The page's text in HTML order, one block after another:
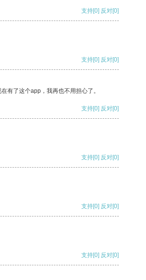
支持[0] 反对[0]
支持[0] 反对[0]
有了这个app，我再也不用担心了。
支持[0] 反对[0]
支持[0] 反对[0]
支持[0] 反对[0]
支持[0] 反对[0]